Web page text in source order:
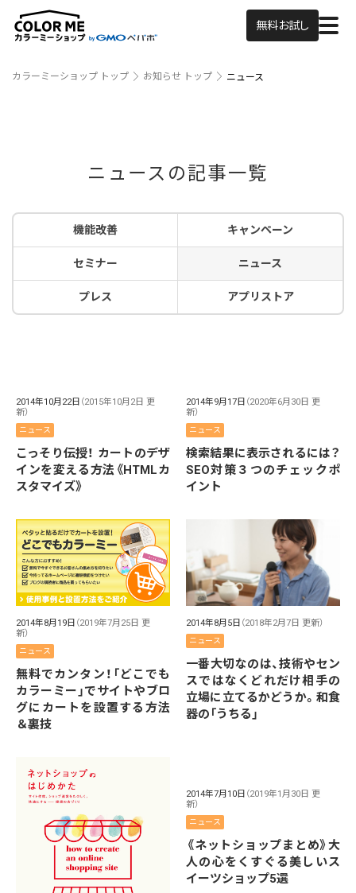
無料お試し
カラーミーショップ トップ お知らせ トップ ニュース
ニュースの記事一覧
機能改善 キャンペーン
セミナー ニュース
プレス アプリストア
2014年10月22日 （2015年10月2日 更
新）
ニュース
こっそり伝授！ カートのデザ
インを変える方法《HTMLカ
スタマイズ》
2014年9月17日 （2020年6月30日 更
新）
ニュース
検索結果に表示されるには？
SEO対策３つのチェックポ
イント
2014年8月19日 （2019年7月25日 更
新）
ニュース
無料でカンタン！「どこでも
カラーミー」でサイトやブロ
グにカートを設置する方法
＆裏技
2014年8月5日 （2018年2月7日 更新）
ニュース
一番大切なのは、技術やセン
スではなくどれだけ相手の
立場に立てるかどうか。和食
器の「うちる」
2014年7月10日 （2019年1月30日 更
新）
ニュース
《ネットショップまとめ》大
人の心をくすぐる美しいス
イーツショップ5選